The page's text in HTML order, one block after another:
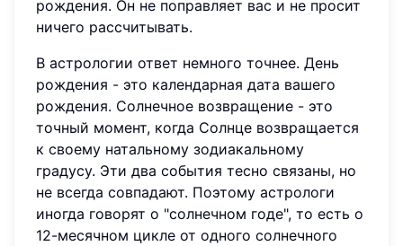
рождения. Он не поправляет вас и не просит
ничего рассчитывать.
В астрологии ответ немного точнее. День
рождения - это календарная дата вашего
рождения. Солнечное возвращение - это
точный момент, когда Солнце возвращается
к своему натальному зодиакальному
градусу. Эти два события тесно связаны, но
не всегда совпадают. Поэтому астрологи
иногда говорят о "солнечном годе", то есть о
12-месячном цикле от одного солнечного